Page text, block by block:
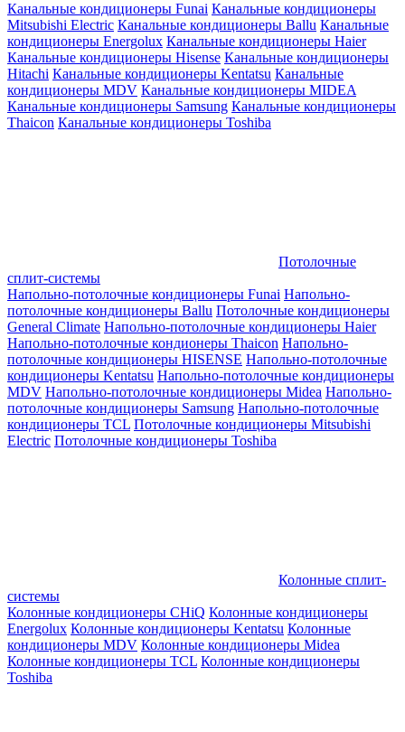
Канальные кондиционеры Funai Канальные кондиционеры
Mitsubishi Electric Канальные кондиционеры Ballu Канальные
кондиционеры Energolux Канальные кондиционеры Haier
Канальные кондиционеры Hisense Канальные кондиционеры
Hitachi Канальные кондиционеры Kentatsu Канальные
кондиционеры MDV Канальные кондиционеры MIDEA
Канальные кондиционеры Samsung Канальные кондиционеры
Thaicon Канальные кондиционеры Toshiba
Потолочные
сплит-системы
Напольно-потолочные кондиционеры Funai Напольно-
потолочные кондиционеры Ballu Потолочные кондиционеры
General Climate Напольно-потолочные кондиционеры Haier
Напольно-потолочные кондионеры Thaicon Напольно-
потолочные кондиционеры HISENSE Напольно-потолочные
кондиционеры Kentatsu Напольно-потолочные кондиционеры
MDV Напольно-потолочные кондиционеры Midea Напольно-
потолочные кондиционеры Samsung Напольно-потолочные
кондиционеры TCL Потолочные кондиционеры Mitsubishi
Electric Потолочные кондиционеры Toshiba
Колонные сплит-
системы
Колонные кондиционеры CHiQ Колонные кондиционеры
Energolux Колонные кондиционеры Kentatsu Колонные
кондиционеры MDV Колонные кондиционеры Midea
Колонные кондиционеры TCL Колонные кондиционеры
Toshiba